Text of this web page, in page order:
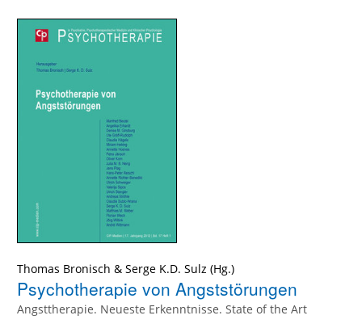
Thomas Bronisch & Serge K.D. Sulz (Hg.)
Psychotherapie von Angststörungen
Angsttherapie. Neueste Erkenntnisse. State of the Art